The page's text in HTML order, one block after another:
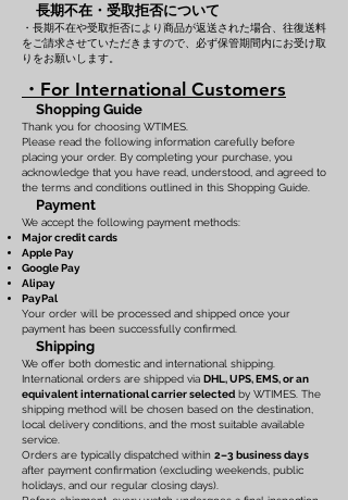
長期不在・受取拒否について
・長期不在や受取拒否により商品が返送された場合、往復送料
をご請求させていただきますので、必ず保管期間内にお受け取
りをお願いします。
・For International Customers
Shopping Guide
Thank you for choosing WTIMES.
Please read the following information carefully before
placing your order. By completing your purchase, you
acknowledge that you have read, understood, and agreed to
the terms and conditions outlined in this Shopping Guide.
Payment
We accept the following payment methods:
Major credit cards
Apple Pay
Google Pay
Alipay
PayPal
Your order will be processed and shipped once your
payment has been successfully confirmed.
Shipping
We offer both domestic and international shipping.
International orders are shipped via DHL, UPS, EMS, or an
equivalent international carrier selected by WTIMES. The
shipping method will be chosen based on the destination,
local delivery conditions, and the most suitable available
service.
Orders are typically dispatched within 2–3 business days
after payment confirmation (excluding weekends, public
holidays, and our regular closing days).